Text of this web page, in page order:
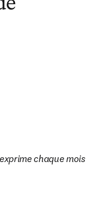
chaque mois